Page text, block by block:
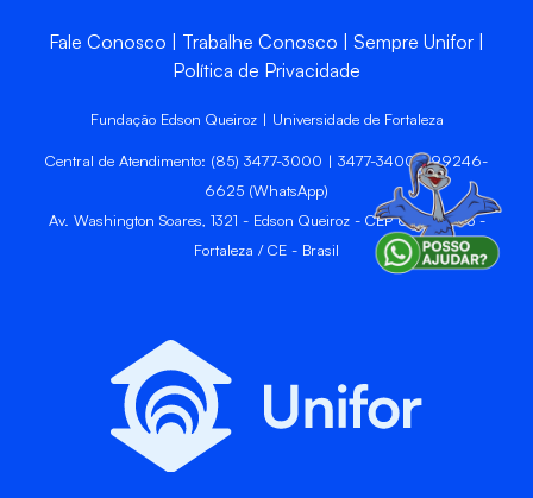
Fale Conosco Trabalhe Conosco
Sempre Unifor
Política de Privacidade
Fundação Edson Queiroz | Universidade de Fortaleza
Central de Atendimento: (85) 3477-3000 | 3477-3400 | 99246-
6625 (WhatsApp)
Av. Washington Soares, 1321 - Edson Queiroz - CEP 60811-905 -
Fortaleza / CE - Brasil